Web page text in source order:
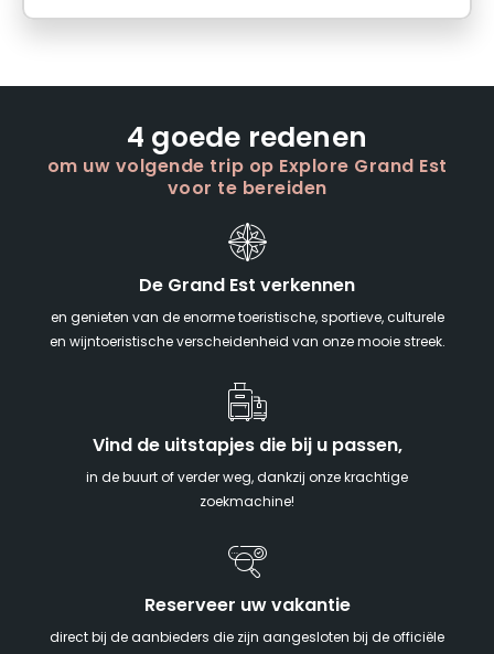
4 goede redenen
om uw volgende trip op Explore Grand Est
voor te bereiden
De Grand Est verkennen
en genieten van de enorme toeristische, sportieve, culturele
en wijntoeristische verscheidenheid van onze mooie streek.
Vind de uitstapjes die bij u passen,
in de buurt of verder weg, dankzij onze krachtige
zoekmachine!
Reserveer uw vakantie
direct bij de aanbieders die zijn aangesloten bij de officiële